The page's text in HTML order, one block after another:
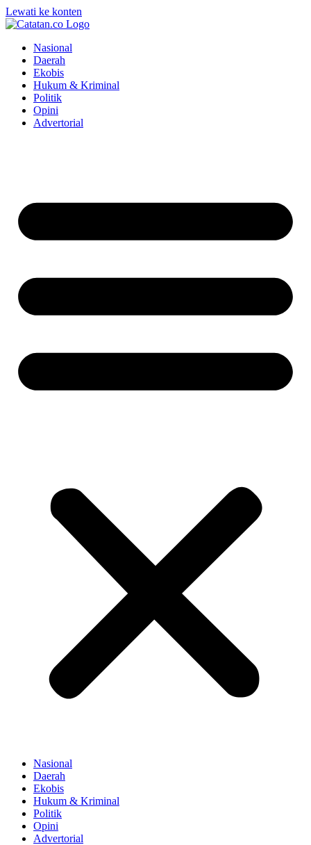
Lewati ke konten
Nasional
Daerah
Ekobis
Hukum & Kriminal
Politik
Opini
Advertorial
Nasional
Daerah
Ekobis
Hukum & Kriminal
Politik
Opini
Advertorial